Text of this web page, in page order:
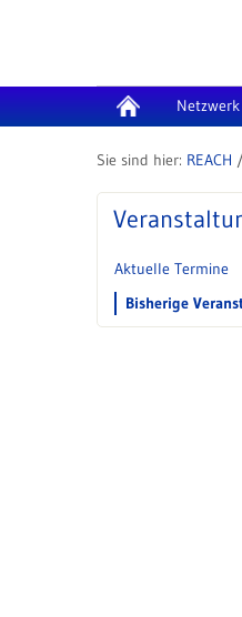
Netzwerk
REACH
Aktuelle Termine
Bisherige